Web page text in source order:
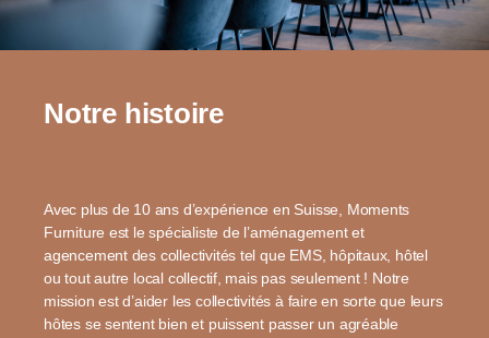
Notre histoire
Avec plus de 10 ans d’expérience en Suisse, Moments
Furniture est le spécialiste de l’aménagement et
agencement des collectivités tel que EMS, hôpitaux, hôtel
ou tout autre local collectif, mais pas seulement ! Notre
mission est d’aider les collectivités à faire en sorte que leurs
hôtes se sentent bien et puissent passer un agréable